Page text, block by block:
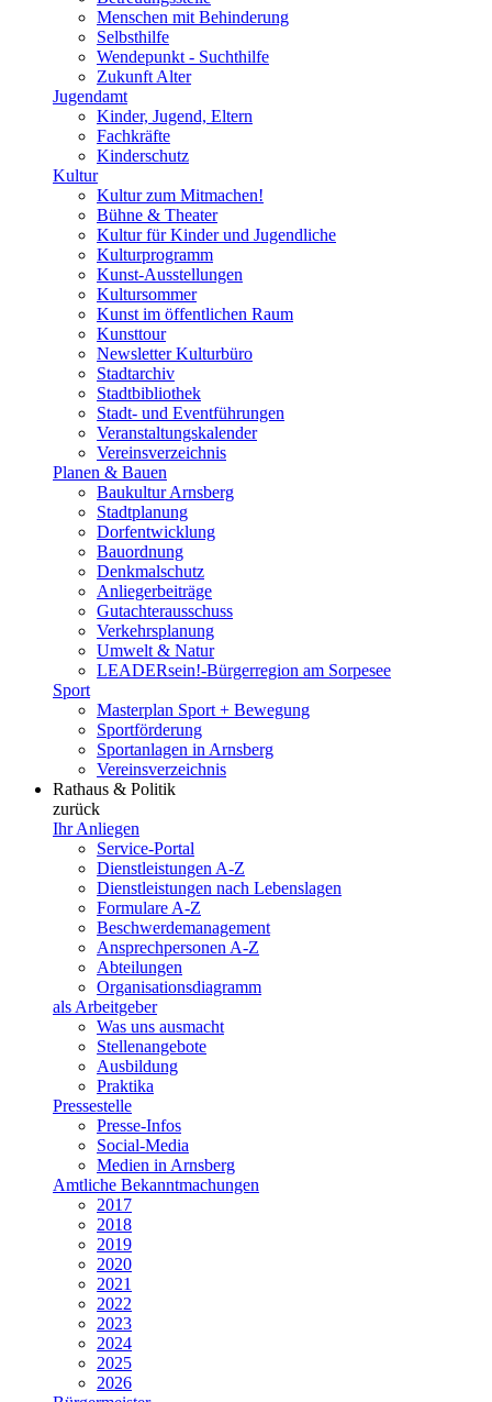
Menschen mit Behinderung
Selbsthilfe
Wendepunkt - Suchthilfe
Zukunft Alter
Jugendamt
Kinder, Jugend, Eltern
Fachkräfte
Kinderschutz
Kultur
Kultur zum Mitmachen!
Bühne & Theater
Kultur für Kinder und Jugendliche
Kulturprogramm
Kunst-Ausstellungen
Kultursommer
Kunst im öffentlichen Raum
Kunsttour
Newsletter Kulturbüro
Stadtarchiv
Stadtbibliothek
Stadt- und Eventführungen
Veranstaltungskalender
Vereinsverzeichnis
Planen & Bauen
Baukultur Arnsberg
Stadtplanung
Dorfentwicklung
Bauordnung
Denkmalschutz
Anliegerbeiträge
Gutachterausschuss
Verkehrsplanung
Umwelt & Natur
LEADERsein!-Bürgerregion am Sorpesee
Sport
Masterplan Sport + Bewegung
Sportförderung
Sportanlagen in Arnsberg
Vereinsverzeichnis
Rathaus & Politik
zurück
Ihr Anliegen
Service-Portal
Dienstleistungen A-Z
Dienstleistungen nach Lebenslagen
Formulare A-Z
Beschwerdemanagement
Ansprechpersonen A-Z
Abteilungen
Organisationsdiagramm
als Arbeitgeber
Was uns ausmacht
Stellenangebote
Ausbildung
Praktika
Pressestelle
Presse-Infos
Social-Media
Medien in Arnsberg
Amtliche Bekanntmachungen
2017
2018
2019
2020
2021
2022
2023
2024
2025
2026